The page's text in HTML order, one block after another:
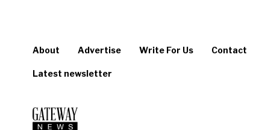
About Advertise Write For Us Contact
Latest newsletter